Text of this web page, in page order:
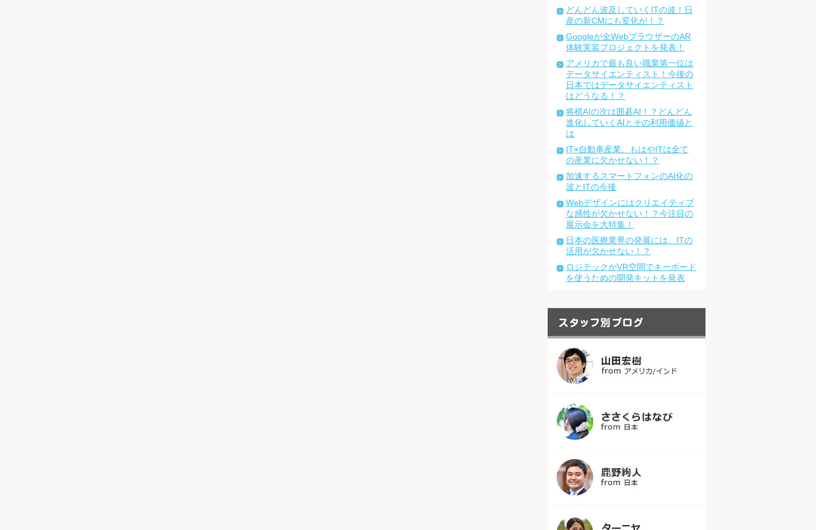
どんどん波及していくITの波！日
産の新CMにも変化が！？
Googleが全WebブラウザーのAR
体験実装プロジェクトを発表！
アメリカで最も良い職業第一位は
データサイエンティスト！今後の
日本ではデータサイエンティスト
はどうなる！？
将棋AIの次は囲碁AI！？どんどん
進化していくAIとその利用価値と
は
IT×自動車産業。もはやITは全て
の産業に欠かせない！？
加速するスマートフォンのAI化の
波とITの今後
Webデザインにはクリエイティブ
な感性が欠かせない！？今注目の
展示会を大特集！
日本の医療業界の発展には、ITの
活用が欠かせない！？
ロジテックがVR空間でキーボード
を使うための開発キットを発表